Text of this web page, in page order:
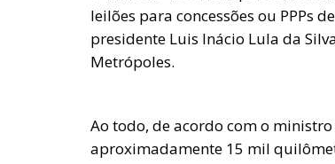
leilões para concessões ou PPPs
presidente Luis Inácio Lula da
Metrópoles.
Ao todo, de acordo com o
aproximadamente 15 mil